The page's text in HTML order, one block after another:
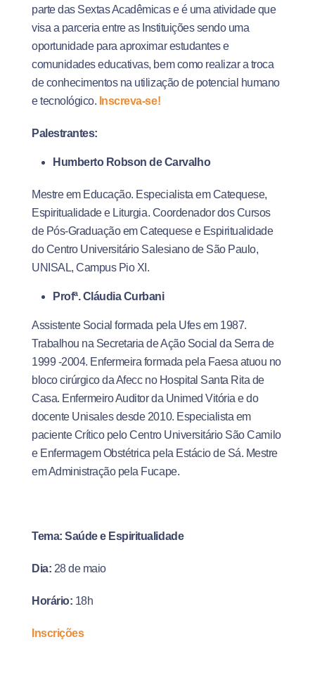
parte das Sextas Acadêmicas e é uma atividade que
visa a parceria entre as Instituições sendo uma
oportunidade para aproximar estudantes e
comunidades educativas, bem como realizar a troca
de conhecimentos na utilização de potencial humano
e tecnológico. Inscreva-se!
Palestrantes:
Humberto Robson de Carvalho
Mestre em Educação. Especialista em Catequese,
Espiritualidade e Liturgia. Coordenador dos Cursos
de Pós-Graduação em Catequese e Espiritualidade
do Centro Universitário Salesiano de São Paulo,
UNISAL, Campus Pio XI.
Profª. Cláudia Curbani
Assistente Social formada pela Ufes em 1987.
Trabalhou na Secretaria de Ação Social da Serra de
1999 -2004. Enfermeira formada pela Faesa atuou no
bloco cirúrgico da Afecc no Hospital Santa Rita de
Casa. Enfermeiro Auditor da Unimed Vitória e do
docente Unisales desde 2010. Especialista em
paciente Crítico pelo Centro Universitário São Camilo
e Enfermagem Obstétrica pela Estácio de Sá. Mestre
em Administração pela Fucape.
Tema: Saúde e Espiritualidade
Dia: 28 de maio
Horário: 18h
Inscrições